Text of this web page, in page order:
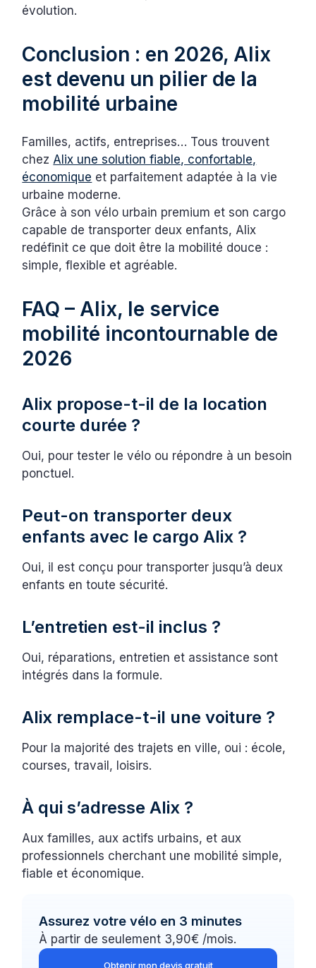
évolution.
Conclusion : en 2026, Alix
est devenu un pilier de la
mobilité urbaine
Familles, actifs, entreprises… Tous trouvent
chez Alix une solution fiable, confortable,
économique et parfaitement adaptée à la vie
urbaine moderne.
Grâce à son vélo urbain premium et son cargo
capable de transporter deux enfants, Alix
redéfinit ce que doit être la mobilité douce :
simple, flexible et agréable.
FAQ – Alix, le service
mobilité incontournable de
2026
Alix propose-t-il de la location
courte durée ?
Oui, pour tester le vélo ou répondre à un besoin
ponctuel.
Peut-on transporter deux
enfants avec le cargo Alix ?
Oui, il est conçu pour transporter jusqu’à deux
enfants en toute sécurité.
L’entretien est-il inclus ?
Oui, réparations, entretien et assistance sont
intégrés dans la formule.
Alix remplace-t-il une voiture ?
Pour la majorité des trajets en ville, oui : école,
courses, travail, loisirs.
À qui s’adresse Alix ?
Aux familles, aux actifs urbains, et aux
professionnels cherchant une mobilité simple,
fiable et économique.
Assurez votre vélo en 3 minutes
À partir de seulement 3,90€ /mois.
Obtenir mon devis gratuit